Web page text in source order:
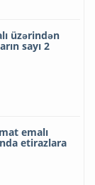
üzərindən
sayı 2
emalı
etirazlara